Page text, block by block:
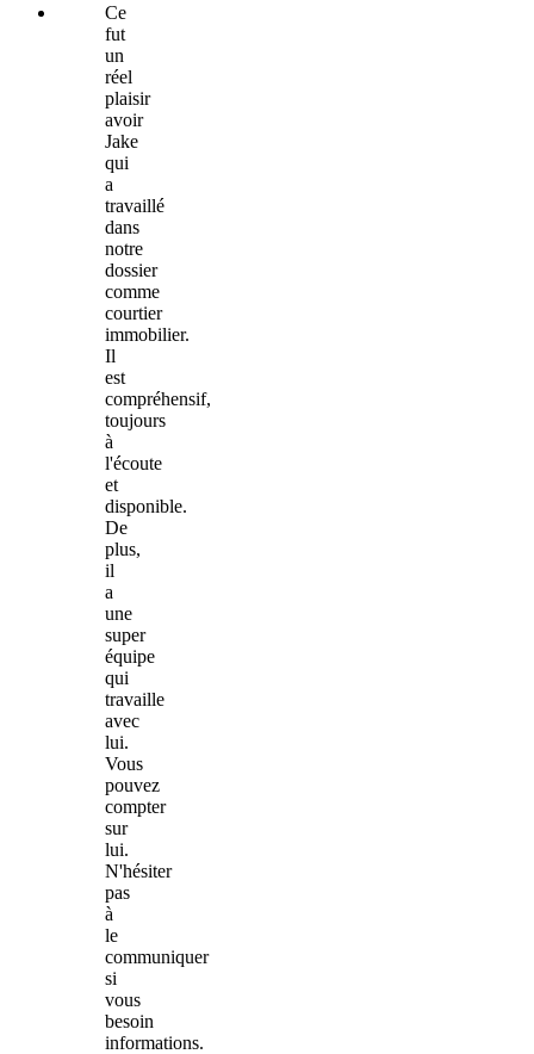
Ce
fut
un
réel
plaisir
avoir
Jake
qui
a
travaillé
dans
notre
dossier
comme
courtier
immobilier.
Il
est
compréhensif,
toujours
à
l'écoute
et
disponible.
De
plus,
il
a
une
super
équipe
qui
travaille
avec
lui.
Vous
pouvez
compter
sur
lui.
N'hésiter
pas
à
le
communiquer
si
vous
besoin
informations.